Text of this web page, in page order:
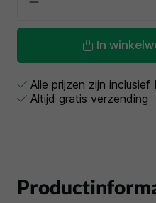
In
Alle prijzen zijn inclusief
Altijd gratis verzending